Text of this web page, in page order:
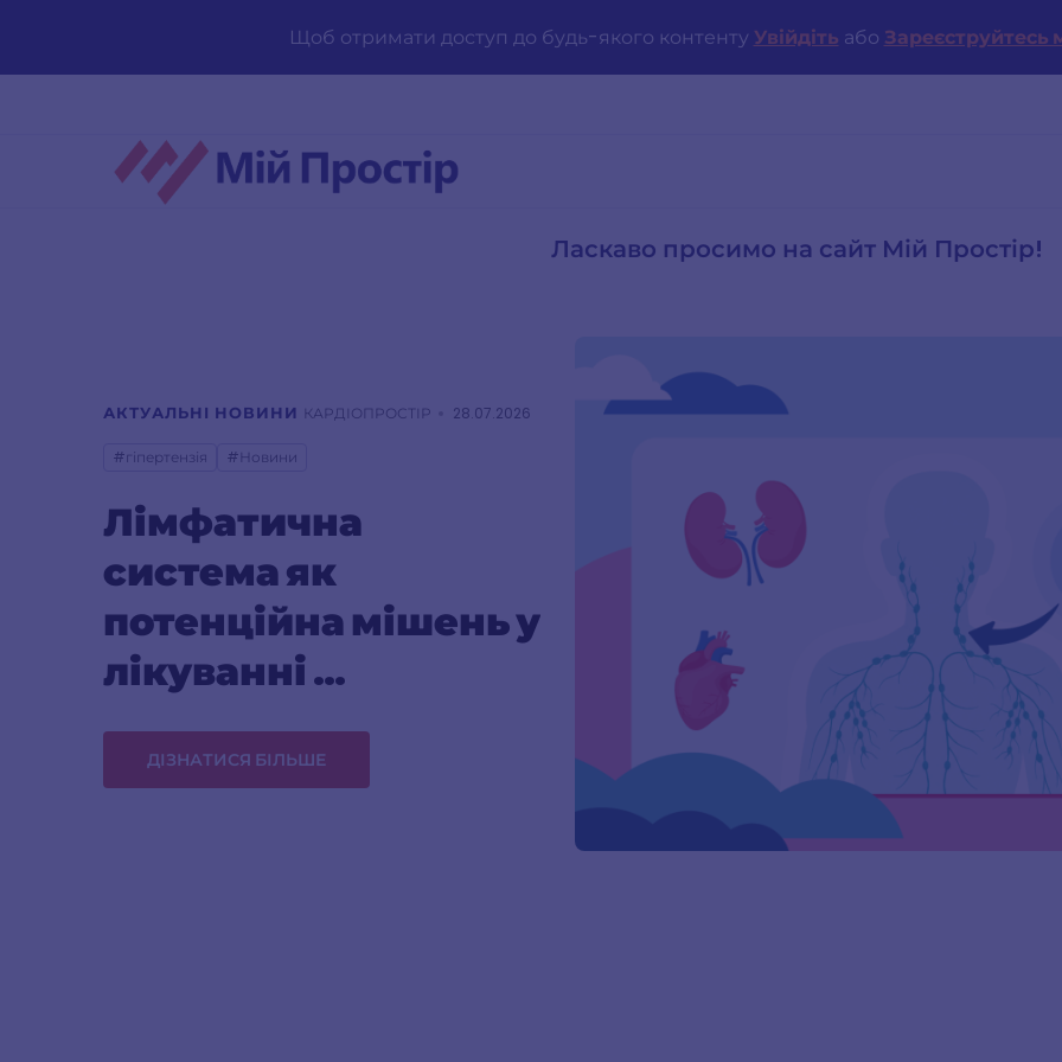
Щоб отримати доступ до будь-якого контенту Увійдіть або Зареєструйтесь
Ласкаво просимо на сайт Мій Простір!
АКТУАЛЬНІ НОВИНИ КАРДІОПРОСТІР 28.07.2026
#гіпертензія #Новини
Лімфатична
система як
потенційна мішень у
лікуванні
гіпертензії
ДІЗНАТИСЯ БІЛЬШЕ